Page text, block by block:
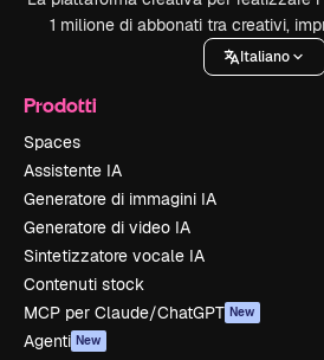
1 milione di abbonati tra creativi,
Italiano
Prodotti
Spaces
Assistente IA
Generatore di immagini IA
Generatore di video IA
Sintetizzatore vocale IA
Contenuti stock
MCP per Claude/ChatGPT New
Agenti New